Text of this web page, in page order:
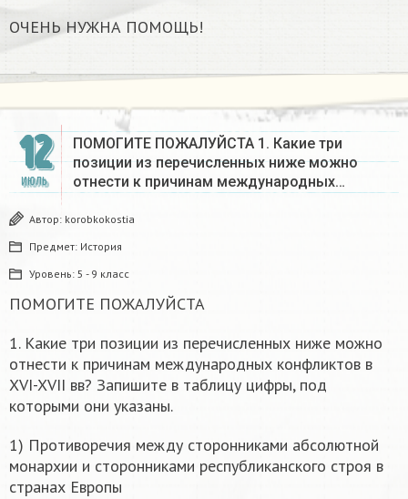
ОЧЕНЬ НУЖНА ПОМОЩЬ!
12
ИЮЛЬ
ПОМОГИТЕ ПОЖАЛУЙСТА 1. Какие три
позиции из перечисленных ниже можно
отнести к причинам международных…
Автор: korobkokostia
Предмет: История
Уровень: 5 - 9 класс
ПОМОГИТЕ ПОЖАЛУЙСТА
1. Какие три позиции из перечисленных ниже можно
отнести к причинам международных конфликтов в
XVI-XVII вв? Запишите в таблицу цифры, под
которыми они указаны.
1) Противоречия между сторонниками абсолютной
монархии и сторонниками республиканского строя в
странах Европы